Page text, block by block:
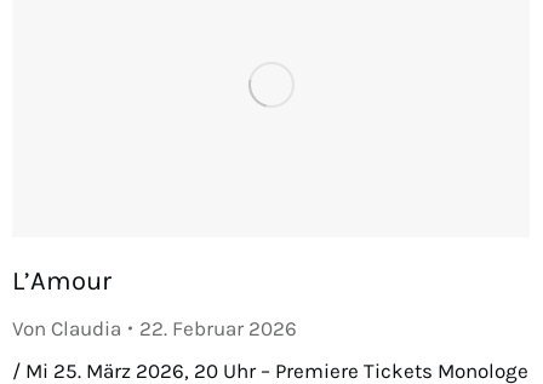
L’Amour
Von Claudia
22. Februar 2026
/ Mi 25. März 2026, 20 Uhr – Premiere Tickets Monologe